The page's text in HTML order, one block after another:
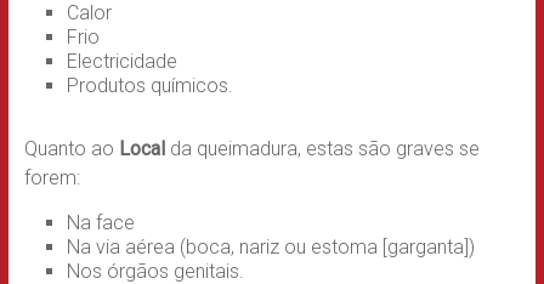
Calor
Frio
Electricidade
Produtos químicos.
Quanto ao Localda queimadura, estas são graves se
forem:
Na face
Na via aérea (boca, nariz ou estoma [garganta])
Nos órgãos genitais.